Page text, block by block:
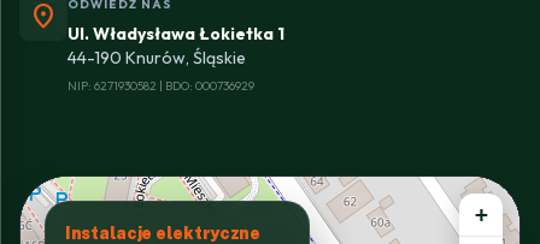
location_on ODWIEDŹ NAS
Ul. Władysława Łokietka 1
44-190 Knurów, Śląskie
NIP: 6271930582 | BDO: 000736929
Instalacje elektryczne
+